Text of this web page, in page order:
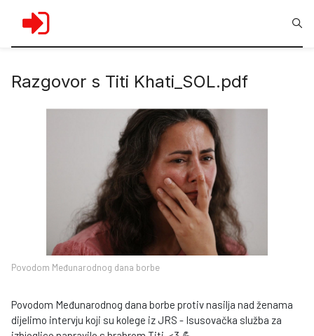
Razgovor s Titi Khati_SOL.pdf
Povodom Međunarodnog dana borbe
Povodom Međunarodnog dana borbe protiv nasilja nad ženama
dijelimo intervju koji su kolege iz JRS - Isusovačka služba za